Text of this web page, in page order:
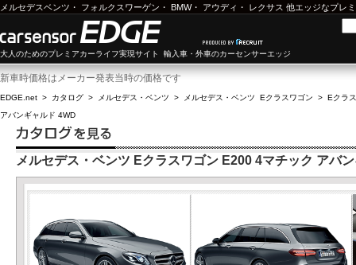
メルセデスベンツ ・ フォルクスワーゲン ・ BMW・ アウディ ・ レクサス 他エッジなプレ
大人のためのプレミアカーライフ実現サイト 輸入車・外車のカーセンサーエッジ
新車時価格はメーカー発表当時の価格です
EDGE.net > カタログ > メルセデス・ベンツ > メルセデス・ベンツ Eクラスワゴン > Eクラ
アバンギャルド 4WD
メルセデス・ベンツ Eクラスワゴン E200 4マチック アバ